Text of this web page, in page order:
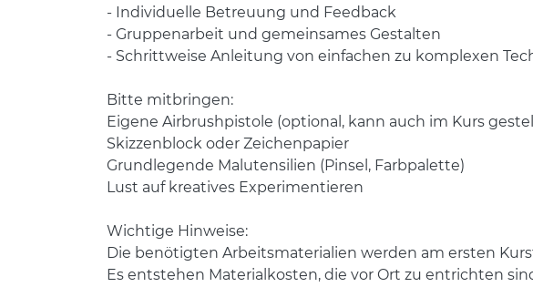
- Individuelle Betreuung und Feedback
- Gruppenarbeit und gemeinsames Gestalten
- Schrittweise Anleitung von einfachen zu komplexen
Bitte mitbringen:
Eigene Airbrushpistole (optional, kann auch im Kurs
Skizzenblock oder Zeichenpapier
Grundlegende Malutensilien (Pinsel, Farbpalette)
Lust auf kreatives Experimentieren
Wichtige Hinweise:
Die benötigten Arbeitsmaterialien werden am ersten
Es entstehen Materialkosten, die vor Ort zu entrichten